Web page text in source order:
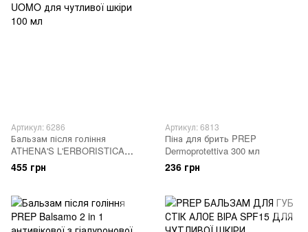
Артикул: 6286
Бальзам після гоління
ATHENA'S L'ERBORISTICA
UOMO для чутливої шкіри 100
мл
455 грн
Артикул: 6813
Піна для брить PREP
Dermoprotettiva 300 мл
236 грн